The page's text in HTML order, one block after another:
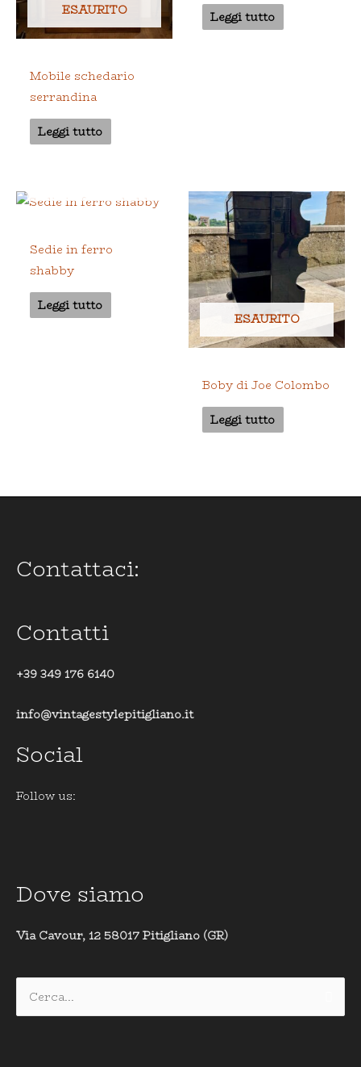
ESAURITO
Mobile schedario
serrandina
Leggi tutto
Leggi tutto
Sedie in ferro
shabby
Leggi tutto
ESAURITO
Boby di Joe Colombo
Leggi tutto
Contattaci:
Contatti
+39 349 176 6140
info@vintagestylepitigliano.it
Social
Follow us:
Dove siamo
Via Cavour, 12 58017 Pitigliano (GR)
Cerca: